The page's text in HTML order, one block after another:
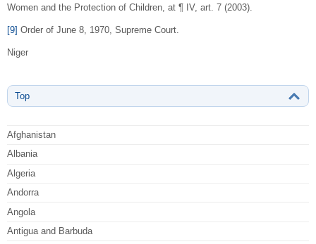
Women and the Protection of Children, at ¶ IV, art. 7 (2003).
[9] Order of June 8, 1970, Supreme Court.
Niger
Top
Afghanistan
Albania
Algeria
Andorra
Angola
Antigua and Barbuda